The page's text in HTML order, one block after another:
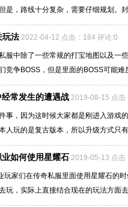
是，路线十分复杂，需要仔细规划。
玩法 2022-04-12 点击：184 评论:0
服中除了一些常规的打宝地图以及一
竞争BOSS，但是里面的BOSS可能
常发生的遭遇战 2019-08-15 点击
，因为这时候大家都是刚进入游戏
人玩的是复古版本，所以升级方式只
如何使用星耀石 2019-05-13 点击
玩家们在传奇私服里面使用星耀石的
玩，实际上直接结合现在的玩法方面